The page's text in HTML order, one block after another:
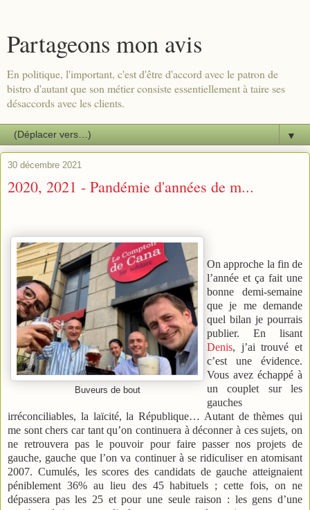
Partageons mon avis
En politique, l'important, c'est d'être d'accord avec le patron de
bistro d'autant que son métier consiste essentiellement à taire ses
désaccords avec les clients.
▼
30 décembre 2021
2020, 2021 - Pandémie d'années de m...
Buveurs de bout
On approche la fin de
l’année et ça fait une
bonne demi-semaine
que je me demande
quel bilan je pourrais
publier. En lisant
Denis, j’ai trouvé et
c’est une évidence.
Vous avez échappé à
un couplet sur les
gauches
irréconciliables, la laïcité, la République… Autant de thèmes qui
me sont chers car tant qu’on continuera à déconner à ces sujets, on
ne retrouvera pas le pouvoir pour faire passer nos projets de
gauche, gauche que l’on va continuer à se ridiculiser en atomisant
2007. Cumulés, les scores des candidats de gauche atteignaient
péniblement 36% au lieu des 45 habituels ; cette fois, on ne
dépassera pas les 25 et pour une seule raison : les gens d’une